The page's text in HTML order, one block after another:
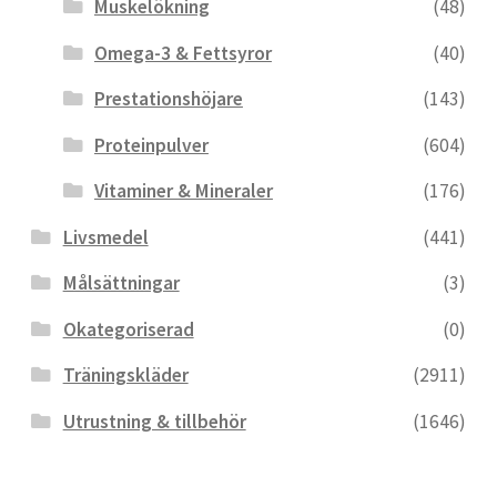
Muskelökning
(48)
Omega-3 & Fettsyror
(40)
Prestationshöjare
(143)
Proteinpulver
(604)
Vitaminer & Mineraler
(176)
Livsmedel
(441)
Målsättningar
(3)
Okategoriserad
(0)
Träningskläder
(2911)
Utrustning & tillbehör
(1646)